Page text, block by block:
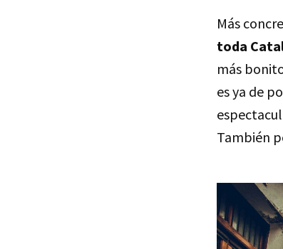
Más
toda
más
es ya de
También